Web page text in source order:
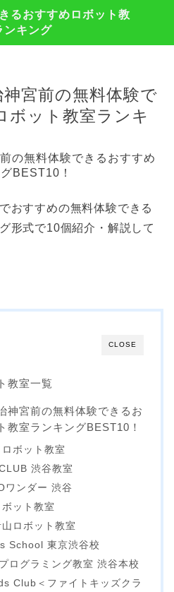
るおすすめロボット教
ンキング
宮前の無料体験で
ボット教室ランキ
おすすめの無料体験できる
形式で10個紹介・解説して
CLOSE
教室一覧
神宮前の無料体験できるお
教室ランキングBEST10！
ボット教室
渋谷教室
ワンダー 渋谷
ット教室
ロボット教室
School 東京渋谷校
ログラミング教室 渋谷本校
Club＜ファイトキッズクラ